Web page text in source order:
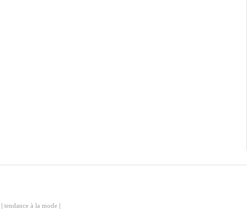
| tendance à la mode |